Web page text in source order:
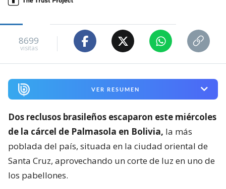
8699
visitas
VER RESUMEN
Dos reclusos brasileños escaparon este miércoles
de la cárcel de Palmasola en Bolivia, la más
poblada del país, situada en la ciudad oriental de
Santa Cruz, aprovechando un corte de luz en uno de
los pabellones.